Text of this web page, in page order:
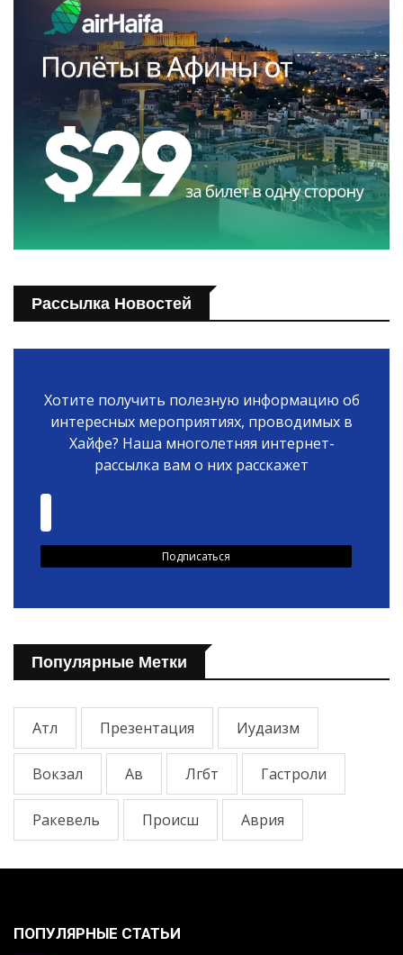
Рассылка Новостей
Хотите получить полезную информацию об
интересных мероприятиях, проводимых в
Хайфе? Наша многолетняя интернет-
рассылка вам о них расскажет
Популярные Метки
Атл Презентация Иудаизм
Вокзал Ав Лгбт Гастроли
Ракевель Происш Аврия
ПОПУЛЯРНЫЕ СТАТЬИ